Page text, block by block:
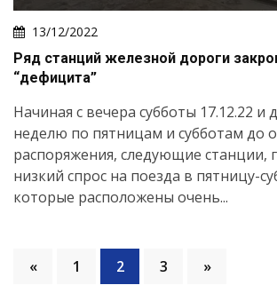
13/12/2022
Ряд станций железной дороги
“дефицита”
Начиная с вечера субботы 17.12.22 и
неделю по пятницам и субботам до
распоряжения, следующие станции,
низкий спрос на поезда в пятницу-
которые расположены очень...
« 1 2 3 »